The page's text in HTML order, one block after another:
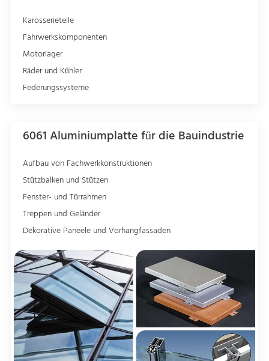
Karosserieteile
Fahrwerkskomponenten
Motorlager
Räder und Kühler
Federungssysteme
6061 Aluminiumplatte für die Bauindustrie
Aufbau von Fachwerkkonstruktionen
Stützbalken und Stützen
Fenster- und Türrahmen
Treppen und Geländer
Dekorative Paneele und Vorhangfassaden